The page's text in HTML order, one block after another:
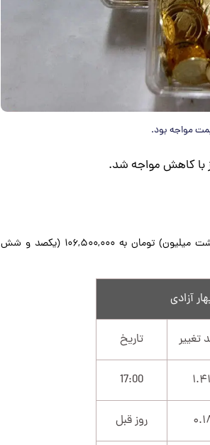
مواجه بود.
با کاهش مواجه شد.
سکه بهار آزادی امروز با کاهش ۱.۴ درصدی، از ۱۰۸,۰۰۰,۰۰۰ (یکصد و هشت میلیون) تومان به ۱۰۶,۵۰۰,۰۰۰ (یکصد و شش
تغییر تاریخ
17:00
روز قبل